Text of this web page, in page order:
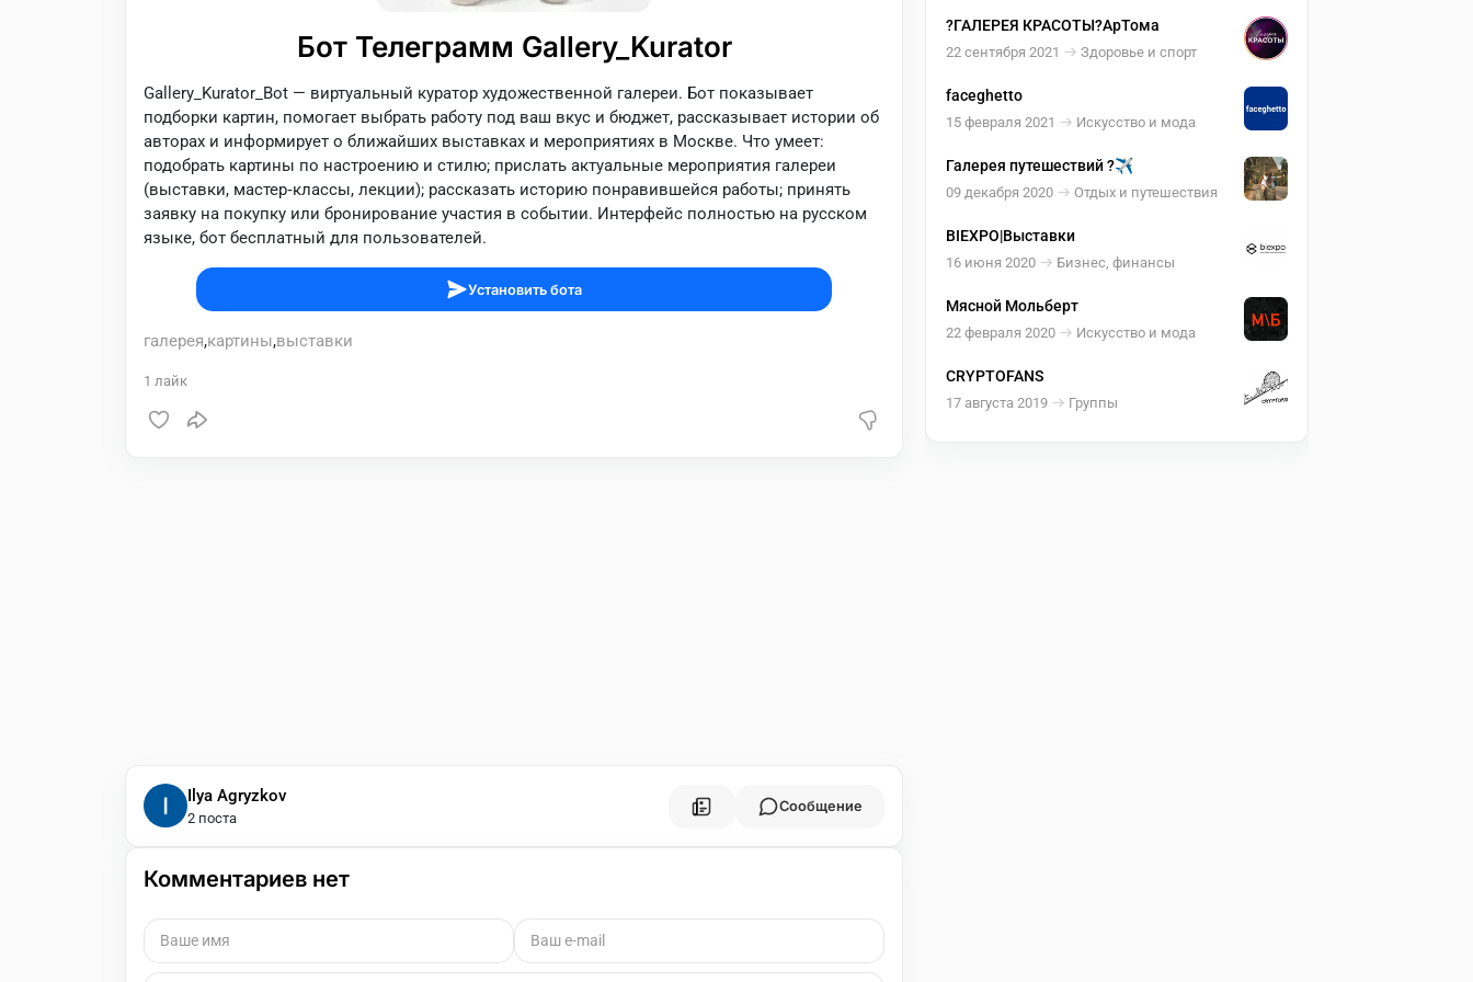
Бот Телеграмм Gallery_Kurator
Gallery_Kurator_Bot — виртуальный куратор художественной галереи. Бот показывает
подборки картин, помогает выбрать работу под ваш вкус и бюджет, рассказывает истории об
авторах и информирует о ближайших выставках и мероприятиях в Москве. Что умеет:
подобрать картины по настроению и стилю; прислать актуальные мероприятия галереи
(выставки, мастер‑классы, лекции); рассказать историю понравившейся работы; принять
заявку на покупку или бронирование участия в событии. Интерфейс полностью на русском
языке, бот бесплатный для пользователей.
Установить бота
галерея,картины,выставки
1 лайк
Ilya Agryzkov
2 поста
Сообщение
Комментариев нет
?ГАЛЕРЕЯ КРАСОТЫ?АрТома
22 сентября 2021 Здоровье и спорт
faceghetto
15 февраля 2021 Искусство и мода
Галерея путешествий ?✈️
09 декабря 2020 Отдых и путешествия
BIEXPO|Выставки
16 июня 2020 Бизнес, финансы
Мясной Мольберт
22 февраля 2020 Искусство и мода
CRYPTOFANS
17 августа 2019 Группы